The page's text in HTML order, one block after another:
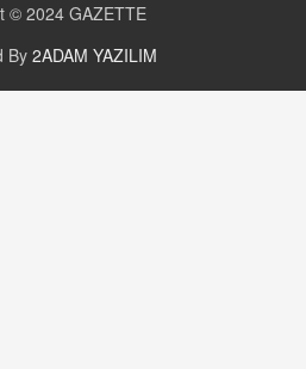
Suriye
© 2024 GAZETTE
By 2ADAM YAZILIM